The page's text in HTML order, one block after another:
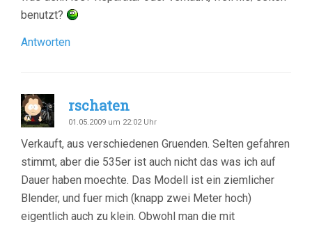
benutzt?
Antworten
rschaten
01.05.2009 um 22:02 Uhr
Verkauft, aus verschiedenen Gruenden. Selten gefahren
stimmt, aber die 535er ist auch nicht das was ich auf
Dauer haben moechte. Das Modell ist ein ziemlicher
Blender, und fuer mich (knapp zwei Meter hoch)
eigentlich auch zu klein. Obwohl man die mit